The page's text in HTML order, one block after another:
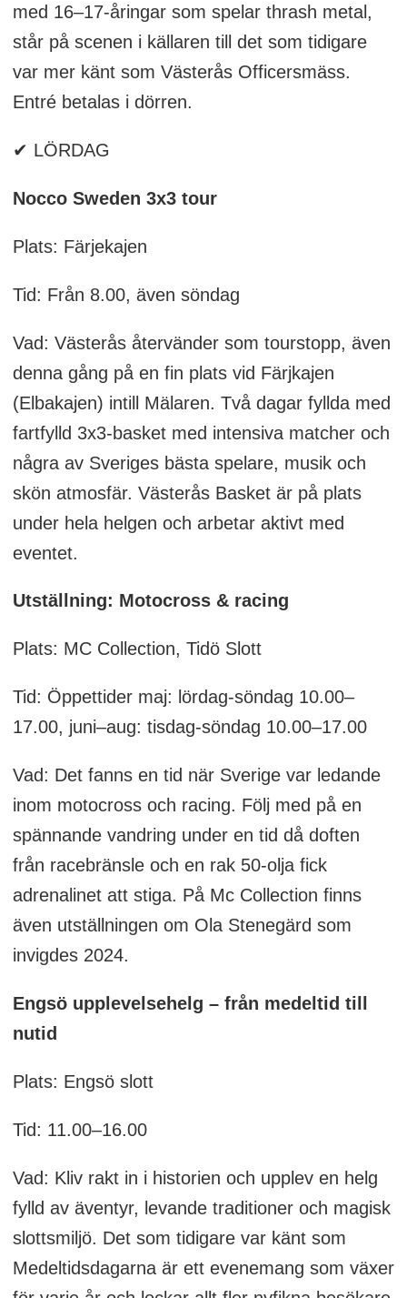
med 16–17-åringar som spelar thrash metal,
står på scenen i källaren till det som tidigare
var mer känt som Västerås Officersmäss.
Entré betalas i dörren.
✔ LÖRDAG
Nocco Sweden 3x3 tour
Plats: Färjekajen
Tid: Från 8.00, även söndag
Vad: Västerås återvänder som tourstopp, även
denna gång på en fin plats vid Färjkajen
(Elbakajen) intill Mälaren. Två dagar fyllda med
fartfylld 3x3-basket med intensiva matcher och
några av Sveriges bästa spelare, musik och
skön atmosfär. Västerås Basket är på plats
under hela helgen och arbetar aktivt med
eventet.
Utställning: Motocross & racing
Plats: MC Collection, Tidö Slott
Tid: Öppettider maj: lördag-söndag 10.00–
17.00, juni–aug: tisdag-söndag 10.00–17.00
Vad: Det fanns en tid när Sverige var ledande
inom motocross och racing. Följ med på en
spännande vandring under en tid då doften
från racebränsle och en rak 50-olja fick
adrenalinet att stiga. På Mc Collection finns
även utställningen om Ola Stenegärd som
invigdes 2024.
Engsö upplevelsehelg – från medeltid till
nutid
Plats: Engsö slott
Tid: 11.00–16.00
Vad: Kliv rakt in i historien och upplev en helg
fylld av äventyr, levande traditioner och magisk
slottsmiljö. Det som tidigare var känt som
Medeltidsdagarna är ett evenemang som växer